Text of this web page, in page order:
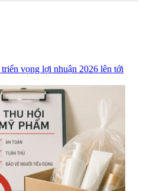
vọng lợi nhuận 2026 lên tới